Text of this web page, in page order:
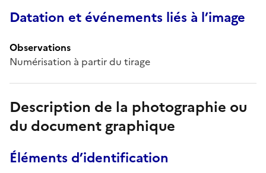
Datation et événements liés à l’image
Observations
Numérisation à partir du tirage
Description de la photographie ou
du document graphique
Éléments d’identification